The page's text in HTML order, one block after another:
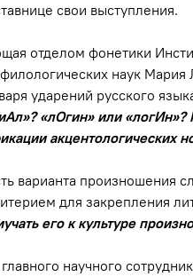
свои выступления.
отделом фонетики
наук Мария
ударений русского
«лОгин» или
акцентологических
варианта произношения
для закрепления
его к культуре
научного